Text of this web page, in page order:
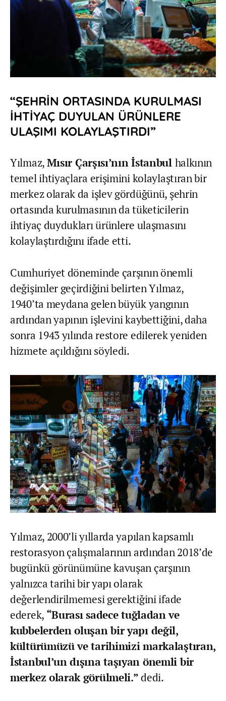
“ŞEHRİN ORTASINDA KURULMASI
İHTİYAÇ DUYULAN ÜRÜNLERE
ULAŞIMI KOLAYLAŞTIRDI”
Yılmaz,Mısır Çarşısı’nın İstanbul halkının
temel ihtiyaçlara erişimini kolaylaştıran bir
merkez olarak da işlev gördüğünü, şehrin
ortasında kurulmasının da tüketicilerin
ihtiyaç duydukları ürünlere ulaşmasını
kolaylaştırdığını ifade etti.
Cumhuriyet döneminde çarşının önemli
değişimler geçirdiğini belirten Yılmaz,
1940’ta meydana gelen büyük yangının
ardından yapının işlevini kaybettiğini, daha
sonra 1943 yılında restore edilerek yeniden
hizmete açıldığını söyledi.
Yılmaz, 2000’li yıllarda yapılan kapsamlı
restorasyon çalışmalarının ardından 2018’de
bugünkü görünümüne kavuşan çarşının
yalnızca tarihi bir yapı olarak
değerlendirilmemesi gerektiğini ifade
ederek, “Burası sadece tuğladan ve
kubbelerden oluşan bir yapı değil,
kültürümüzü ve tarihimizi markalaştıran,
İstanbul’un dışına taşıyan önemli bir
merkez olarak görülmeli.”dedi.